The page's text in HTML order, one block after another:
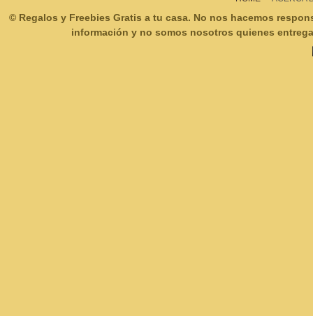
© Regalos y Freebies Gratis a tu casa. No nos hacemos
información y no somos nosotros quienes